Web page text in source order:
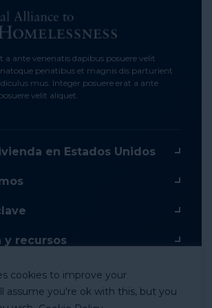
cookies to improve your
assume you're ok with this, but you
a ante venenatis dapibus posuere velit
penatibus et magnis dis parturient
mus. Integer posuere erat a ante
velit aliquet.
en Estados Unidos
y recursos
en línea